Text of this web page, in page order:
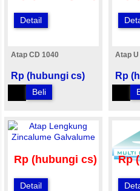
Detail
Atap CD 1040
Rp (hubungi cs)
Beli
Atap
Rp
Rp (hubungi cs)
Detail
Rp